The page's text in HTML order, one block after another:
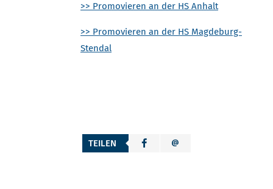
>> Promovieren an der HS Anhalt
>> Promovieren an der HS Magdeburg-
Stendal
TEILEN